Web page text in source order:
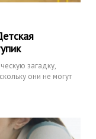
загадку,
они не могут